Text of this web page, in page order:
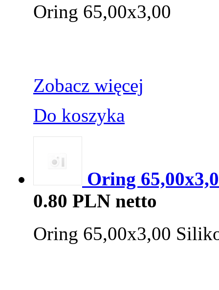
Oring 65,00x3,00
Zobacz więcej
Do koszyka
Oring
0.80 PLN netto
Oring 65,00x3,00